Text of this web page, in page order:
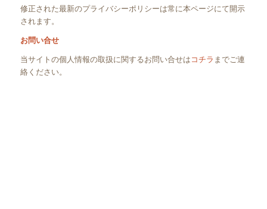
修正された最新のプライバシーポリシーは常に本ページにて開示
されます。
お問い合せ
当サイトの個人情報の取扱に関するお問い合せはコチラ までご連
絡ください。